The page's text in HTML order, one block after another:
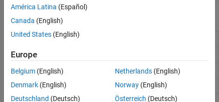
MIMO
FiltrageFonctions
gaussdesign Gaussian FIR pulse-shaping filter design
intdump
rcosdesign Raised cosine FIR pulse-shaping filter design
rectpulse Rectangular pulse shaping
América Latina (Español)
Canada (English)
United States (English)
Europe
Belgium (English)
Denmark (English)
Deutschland (Deutsch)
Netherlands(English)
Norway(English)
Österreich (Deutsch)